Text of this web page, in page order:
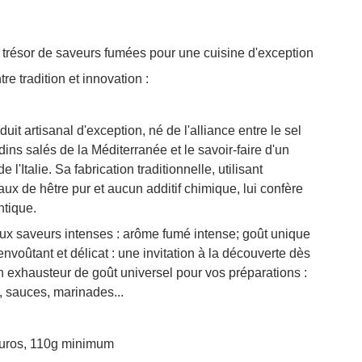
de saveurs fumées pour une cuisine d'exception
tradition et innovation :
artisanal d'exception, né de l'alliance entre le sel
salés de la Méditerranée et le savoir-faire d'un
l'Italie. Sa fabrication traditionnelle, utilisant
de hêtre pur et aucun additif chimique, lui confère
saveurs intenses : arôme fumé intense; goût unique
et délicat : une invitation à la découverte dès
exhausteur de goût universel pour vos préparations :
marinades...
110g minimum